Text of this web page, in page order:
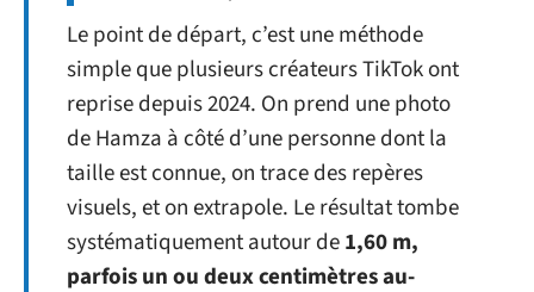
Le point de départ, c’est une méthode
simple que plusieurs créateurs TikTok ont
reprise depuis 2024. On prend une photo
de Hamza à côté d’une personne dont la
taille est connue, on trace des repères
visuels, et on extrapole. Le résultat tombe
systématiquement autour de1,60 m,
parfois un ou deux centimètres au-